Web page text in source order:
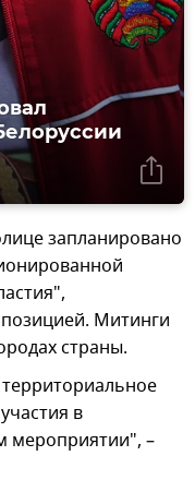
запланировано
Митинги
страны.
в
мероприятии", –